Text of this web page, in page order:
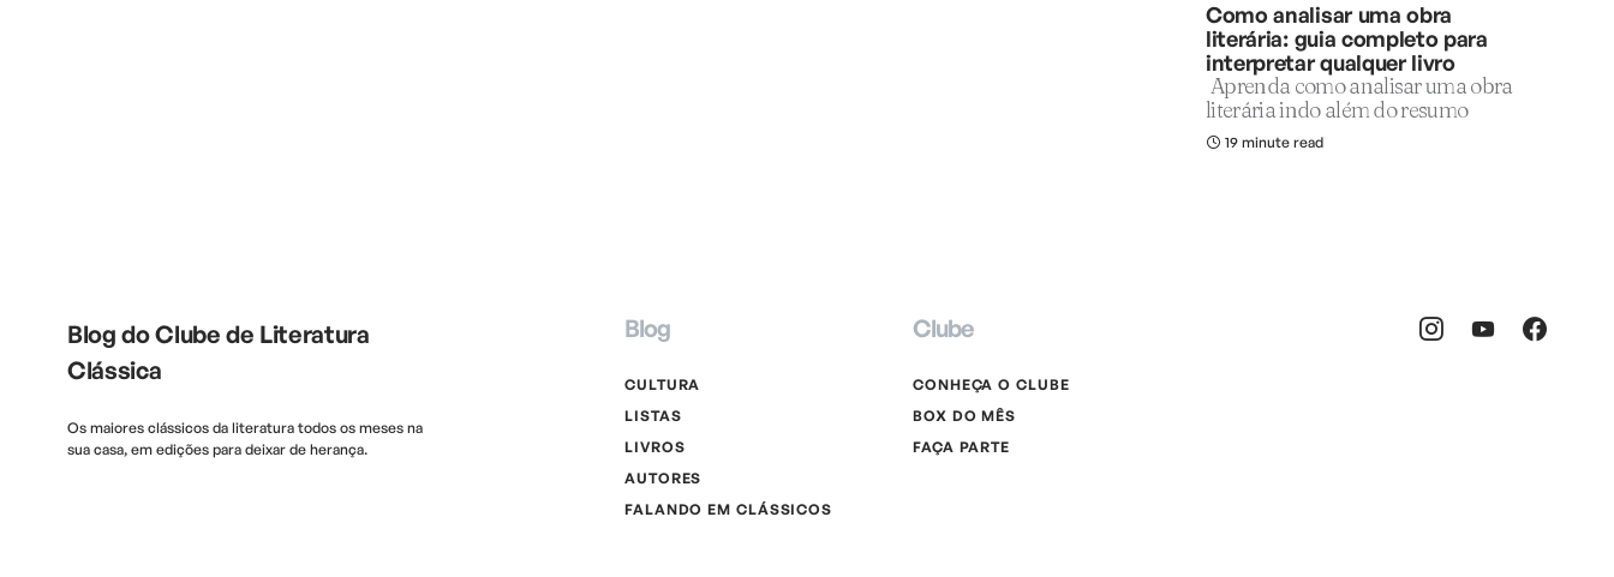
Como analisar uma obra
literária: guia completo para
interpretar qualquer livro
Aprenda como analisar uma obra
literária indo além do resumo
19 minute read
Blog do Clube de Literatura
Clássica
Os maiores clássicos da literatura todos os meses na
sua casa, em edições para deixar de herança.
Blog
CULTURA
LISTAS
LIVROS
AUTORES
FALANDO EM CLÁSSICOS
Clube
CONHEÇA O CLUBE
BOX DO MÊS
FAÇA PARTE